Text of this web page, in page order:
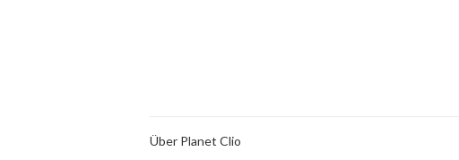
Über Planet Clio